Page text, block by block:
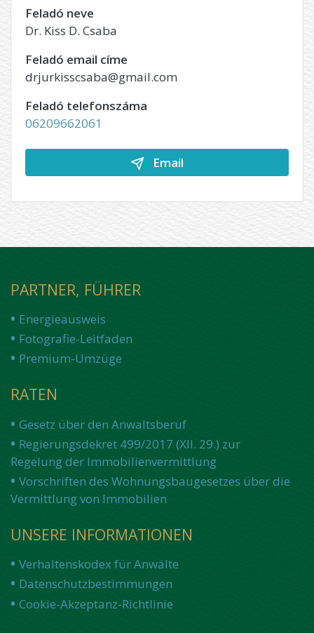
Feladó neve
Dr. Kiss D. Csaba
Feladó email címe
drjurkisscsaba@gmail.com
Feladó telefonszáma
06209662061
Email
PARTNER, FÜHRER
Energieausweis
Fotografie-Leitfaden
Premium-Umzüge
RATEN
Gesetz über den Anwaltsberuf
Regierungsdekret 499/2017 (XII. 29.) zur
Regelung der Immobilienvermittlung
Vorschriften des Wohnungsbaugesetzes über die
Vermittlung von Immobilien
UNSERE INFORMATIONEN
Verhaltenskodex für Anwälte
Datenschutzbestimmungen
Cookie-Akzeptanz-Richtlinie